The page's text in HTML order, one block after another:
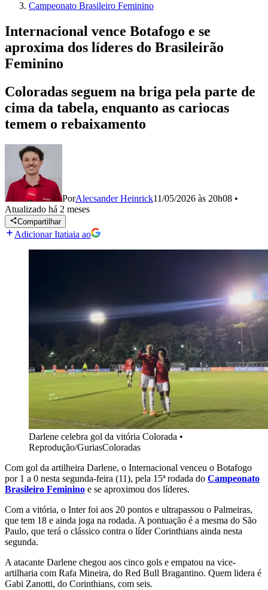
Campeonato Brasileiro Feminino
Internacional vence Botafogo e se
aproxima dos líderes do Brasileirão
Feminino
Coloradas seguem na briga pela parte de
cima da tabela, enquanto as cariocas
temem o rebaixamento
PorAlecsander Heinrick11/05/2026 às 20h08 •
Atualizado há 2 meses
Compartilhar
Adicionar Itatiaia ao
Darlene celebra gol da vitória Colorada •
Reprodução/GuriasColoradas
Com gol da artilheira Darlene, o Internacional venceu o Botafogo
por 1 a 0 nesta segunda-feira (11), pela 15ª rodada do Campeonato
Brasileiro Feminino e se aproximou dos líderes.
Com a vitória, o Inter foi aos 20 pontos e ultrapassou o Palmeiras,
que tem 18 e ainda joga na rodada. A pontuação é a mesma do São
Paulo, que terá o clássico contra o líder Corinthians ainda nesta
segunda.
A atacante Darlene chegou aos cinco gols e empatou na vice-
artilharia com Rafa Mineira, do Red Bull Bragantino. Quem lidera é
Gabi Zanotti, do Corinthians, com seis.